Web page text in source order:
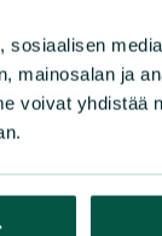
mainosalan ja
voivat yhdistää